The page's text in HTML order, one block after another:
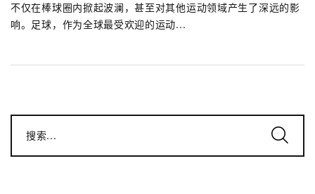
不仅在棒球圈内掀起波澜，甚至对其他运动领域产生了深远的影
响。足球，作为全球最受欢迎的运动...
搜索...